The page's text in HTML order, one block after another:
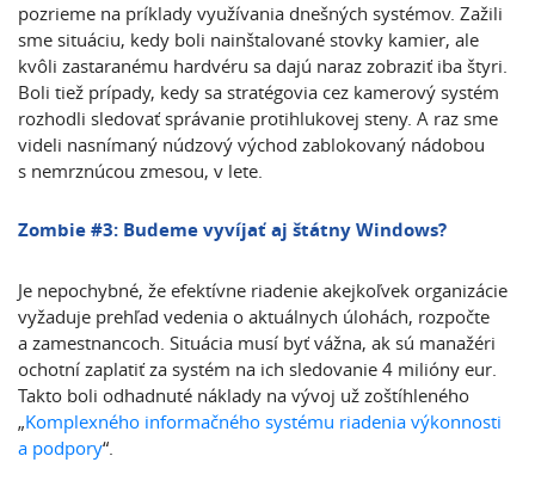
pozrieme na príklady využívania dnešných systémov. Zažili
sme situáciu, kedy boli nainštalované stovky kamier, ale
kvôli zastaranému hardvéru sa dajú naraz zobraziť iba štyri.
Boli tiež prípady, kedy sa stratégovia cez kamerový systém
rozhodli sledovať správanie protihlukovej steny. A raz sme
videli nasnímaný núdzový východ zablokovaný nádobou
s nemrznúcou zmesou, v lete.
Zombie #3: Budeme vyvíjať aj štátny Windows?
Je nepochybné, že efektívne riadenie akejkoľvek organizácie
vyžaduje prehľad vedenia o aktuálnych úlohách, rozpočte
a zamestnancoch. Situácia musí byť vážna, ak sú manažéri
ochotní zaplatiť za systém na ich sledovanie 4 milióny eur.
Takto boli odhadnuté náklady na vývoj už zoštíhleného
„Komplexného informačného systému riadenia výkonnosti
a podpory“.